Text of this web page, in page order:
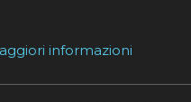
informazioni